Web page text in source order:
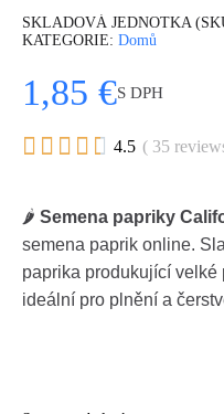
SKLADOVÁ JEDNOTKA
KATEGORIE Domů
1,85 €S DPH
     4.5 ( 35
🌶️ Semena papriky
semena paprik online.
paprika produkující velké
ideální pro plnění a